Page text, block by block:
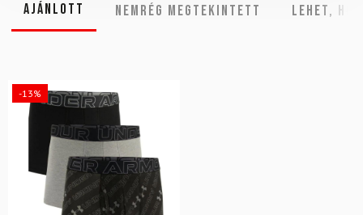
Ajánlott NEMRÉG MEGTEKINTETT Lehet,
-13%